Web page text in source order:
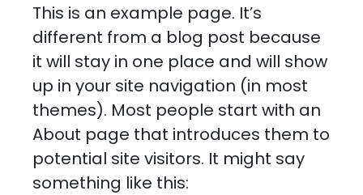
This is an example page. It’s
different from a blog post because
it will stay in one place and will show
up in your site navigation (in most
themes). Most people start with an
About page that introduces them to
potential site visitors. It might say
something like this: